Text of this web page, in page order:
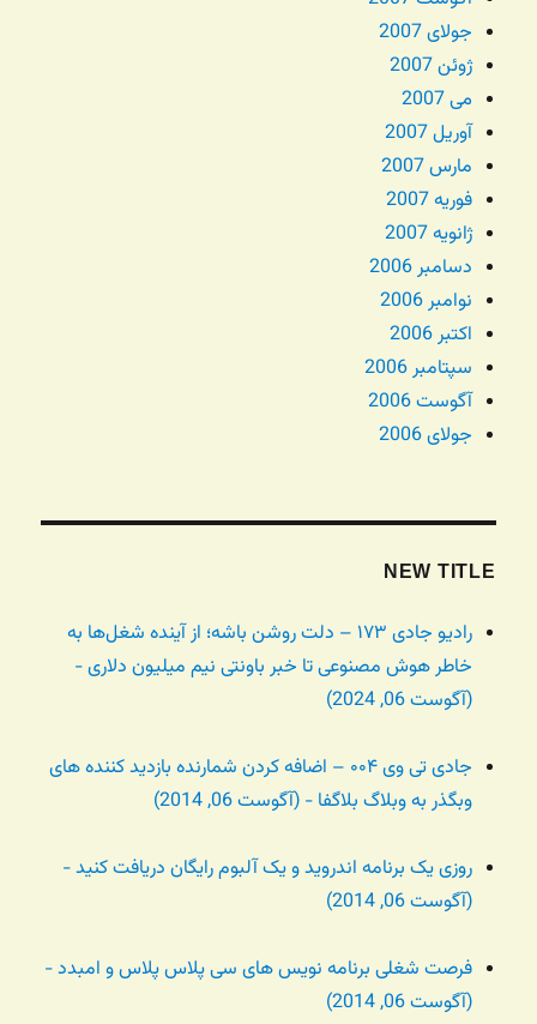
جولای 2007
ژوئن 2007
می 2007
آوریل 2007
مارس 2007
فوریه 2007
ژانویه 2007
دسامبر 2006
نوامبر 2006
اکتبر 2006
سپتامبر 2006
آگوست 2006
جولای 2006
NEW TITLE
رادیو جادی ۱۷۳ – دلت روشن باشه؛ از آینده شغل‌ها به
خاطر هوش مصنوعی تا خبر باونتی نیم میلیون دلاری -
(آگوست 06, 2024)
جادی تی وی ۰۰۴ – اضافه کردن شمارنده بازدید کننده های
وبگذر به وبلاگ بلاگفا - (آگوست 06, 2014)
روزی یک برنامه اندروید و یک آلبوم رایگان دریافت کنید -
(آگوست 06, 2014)
فرصت شغلی برنامه نویس های سی پلاس پلاس و امبدد -
(آگوست 06, 2014)